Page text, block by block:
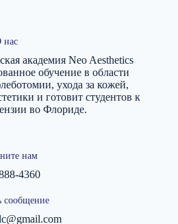
нас
академия Neo Aesthetics
обучение в области
ухода за кожей,
и готовит студентов к
во Флориде.
нам
4360
сообщение